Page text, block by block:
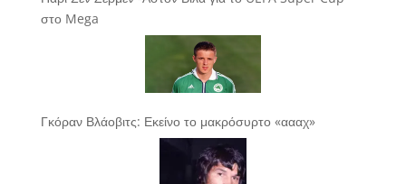
στο Mega
Γκόραν Βλάοβιτς: Εκείνο το μακρόσυρτο «αααχ»